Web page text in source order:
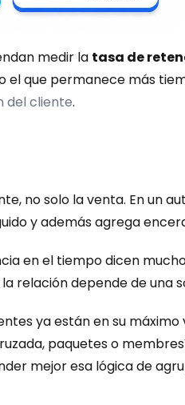
medir la tasa de
el que permanece más
del cliente.
no solo la venta. En
y además agrega
en el tiempo dicen mucho
relación depende de una
ya están en su
paquetes o
mejor esa lógica de